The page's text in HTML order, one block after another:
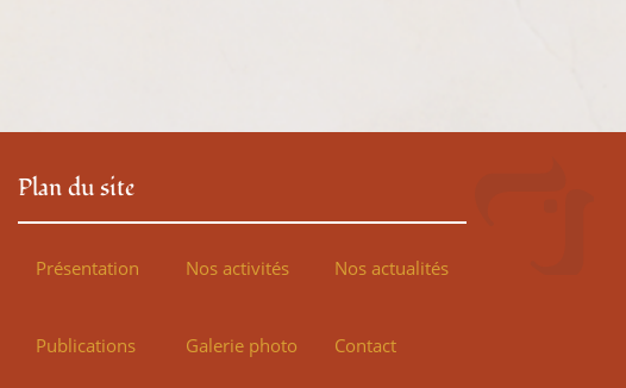
Plan du site
Présentation Nos activités Nos actualités
Publications Galerie photo Contact